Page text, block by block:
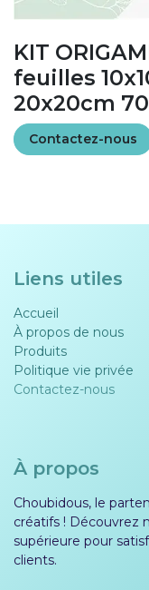
KIT
feuilles
20x20cm
Contactez-nous
Liens utiles
Accueil
À propos de nous
Produits
Politique vie privée​​
Contactez-nous
À propos
Choubidous, le
créatifs ! Découvrez
supérieure pour
clients.